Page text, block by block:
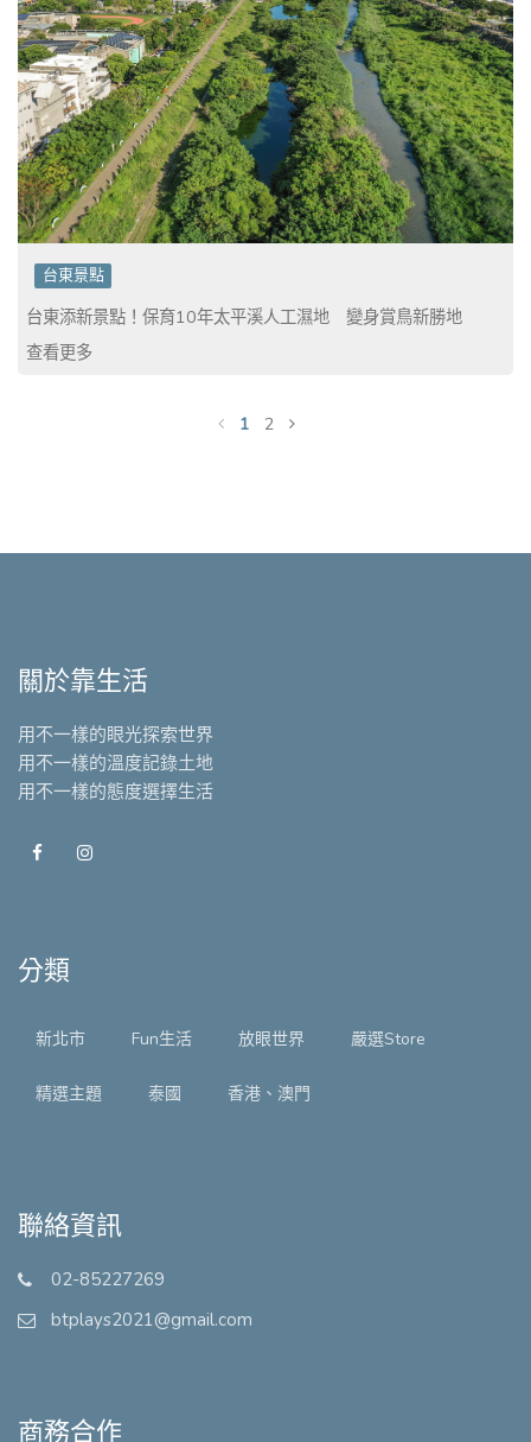
台東景點
台東添新景點！保育10年太平溪人工濕地 變身賞鳥新勝地
查看更多
1 2
關於靠生活
用不一樣的眼光探索世界
用不一樣的溫度記錄土地
用不一樣的態度選擇生活
分類
新北市 Fun生活 放眼世界 嚴選Store
精選主題 泰國 香港、澳門
聯絡資訊
02-85227269
btplays2021@gmail.com
商務合作